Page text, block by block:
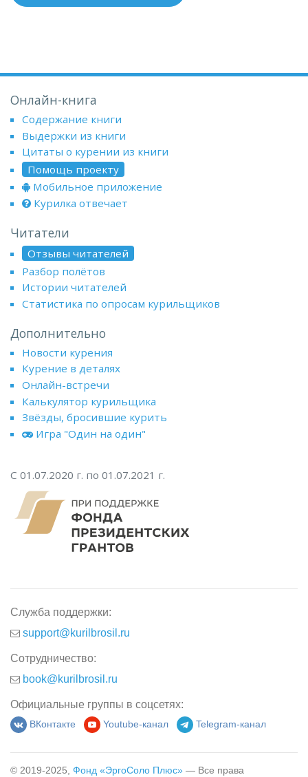
Онлайн-книга
Содержание книги
Выдержки из книги
Цитаты о курении из книги
Помощь проекту
Мобильное приложение
Курилка отвечает
Читатели
Отзывы читателей
Разбор полётов
Истории читателей
Статистика по опросам курильщиков
Дополнительно
Новости курения
Курение в деталях
Онлайн-встречи
Калькулятор курильщика
Звёзды, бросившие курить
Игра "Один на один"
С 01.07.2020 г. по 01.07.2021 г.
Служба поддержки:
support@kurilbrosil.ru
Сотрудничество:
book@kurilbrosil.ru
Официальные группы в соцсетях:
ВКонтакте Youtube-канал Telegram-канал
© 2019-2025, Фонд «ЭргоСоло Плюс» — Все права